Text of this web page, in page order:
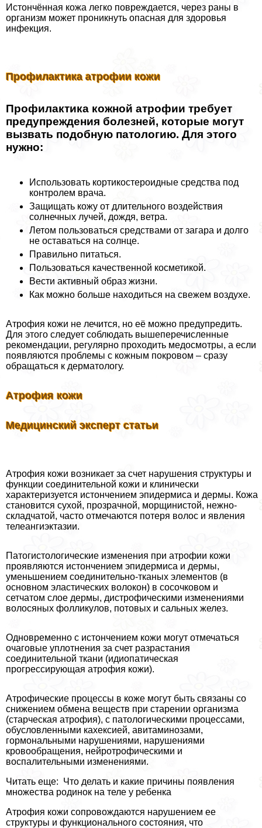
Истончённая кожа легко повреждается, через раны в
организм может проникнуть опасная для здоровья
инфекция.
Профилактика атрофии кожи
Профилактика кожной атрофии требует
предупреждения болезней, которые могут
вызвать подобную патологию. Для этого
нужно:
Использовать кортикостероидные средства под
контролем врача.
Защищать кожу от длительного воздействия
солнечных лучей, дождя, ветра.
Летом пользоваться средствами от загара и долго
не оставаться на солнце.
Правильно питаться.
Пользоваться качественной косметикой.
Вести активный образ жизни.
Как можно больше находиться на свежем воздухе.
Атрофия кожи не лечится, но её можно предупредить.
Для этого следует соблюдать вышеперечисленные
рекомендации, регулярно проходить медосмотры, а если
появляются проблемы с кожным покровом – сразу
обращаться к дерматологу.
Атрофия кожи
Медицинский эксперт статьи
Атрофия кожи возникает за счет нарушения структуры и
функции соединительной кожи и клинически
хаpaктеризуется истончением эпидермиса и дермы. Кожа
становится сухой, прозрачной, морщинистой, нежно-
складчатой, часто отмечаются потеря волос и явления
телеангиэктазии.
Патогистологические изменения при атрофии кожи
проявляются истончением эпидермиса и дермы,
уменьшением соединительно-тканых элементов (в
основном эластических волокон) в сосочковом и
сетчатом слое дермы, дистрофическими изменениями
волосяных фолликулов, потовых и сальных желез.
Одновременно с истончением кожи могут отмечаться
очаговые уплотнения за счет разрастания
соединительной ткани (идиопатическая
прогрессирующая атрофия кожи).
Атрофические процессы в коже могут быть связаны со
снижением обмена веществ при старении организма
(старческая атрофия), с патологическими процессами,
обусловленными кахексией, авитаминозами,
гормональными нарушениями, нарушениями
кровообращения, нейротрофическими и
воспалительными изменениями.
Читать еще: Что делать и какие причины появления
множества родинок на теле у ребенка
Атрофия кожи сопровождаются нарушением ее
структуры и функционального состояния, что